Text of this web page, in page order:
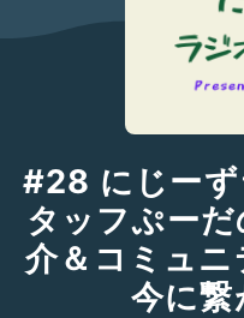
#28 にじーず
タッフぷー
介＆コミュ
今に繋